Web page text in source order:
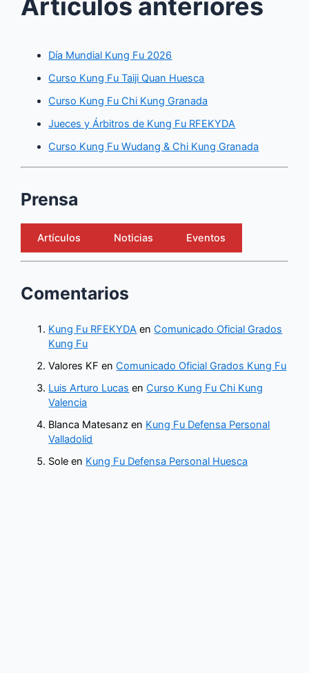
Día Mundial Kung Fu 2026
Curso Kung Fu Taiji Quan Huesca
Curso Kung Fu Chi Kung Granada
Jueces y Árbitros de Kung Fu RFEKYDA
Curso Kung Fu Wudang & Chi Kung Granada
Prensa
Artículos Noticias Eventos
Comentarios
Kung Fu RFEKYDA enComunicado Oficial Grados
Kung Fu
Valores KF enComunicado Oficial Grados Kung Fu
Luis Arturo Lucas enCurso Kung Fu Chi Kung
Valencia
Blanca Matesanz en Kung Fu Defensa Personal
Valladolid
Sole en Kung Fu Defensa Personal Huesca